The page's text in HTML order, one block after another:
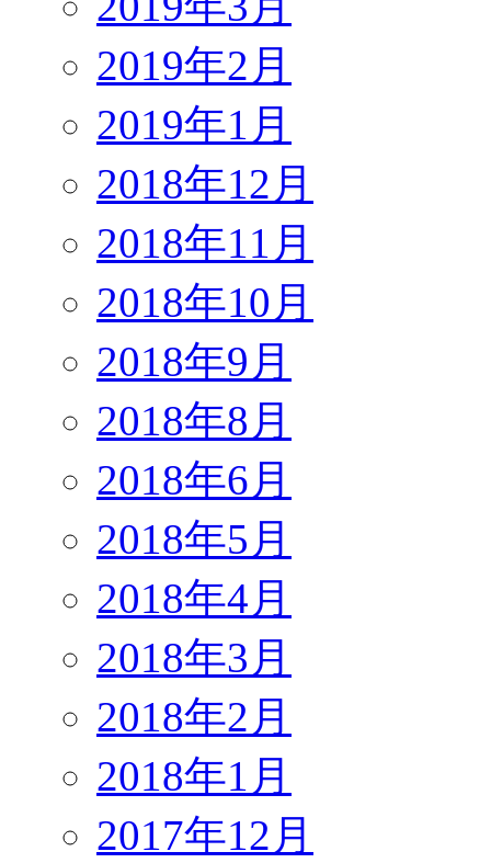
2019年2月
2019年1月
2018年12月
2018年11月
2018年10月
2018年9月
2018年8月
2018年6月
2018年5月
2018年4月
2018年3月
2018年2月
2018年1月
2017年12月